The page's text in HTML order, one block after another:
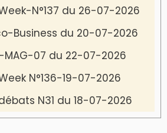
N°137 du 26-07-2026
Business du 20-07-2026
MAG-07 du 22-07-2026
N°136-19-07-2026
N31 du 18-07-2026